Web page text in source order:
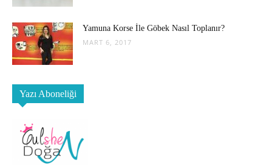
Yamuna Korse İle Göbek Nasıl Toplanır?
MART 6, 2017
Yazı Aboneliği